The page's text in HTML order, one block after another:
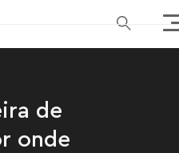
de
onde